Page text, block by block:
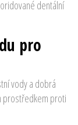
dentální
pro
vody a dobrá
prostředkem proti